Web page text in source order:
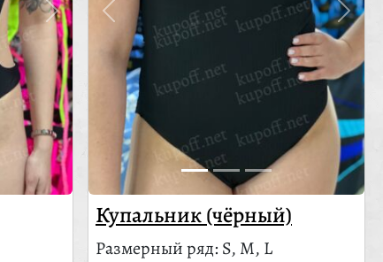
Купальник (чёрный)
Размерный ряд: S, M, L